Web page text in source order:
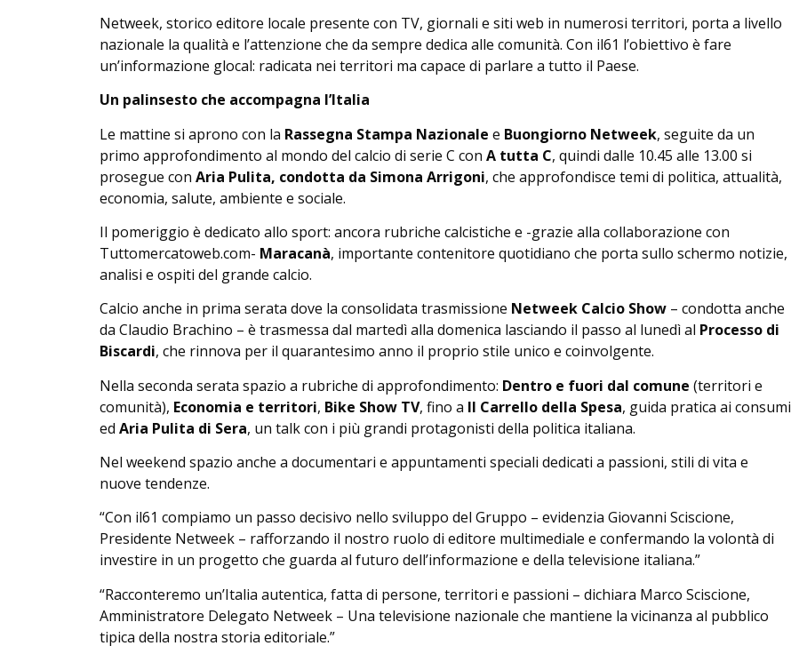
Netweek, storico editore locale presente con TV, giornali e siti web in numerosi territori, porta a livello
nazionale la qualità e l’attenzione che da sempre dedica alle comunità. Con il61 l’obiettivo è fare
un’informazione glocal: radicata nei territori ma capace di parlare a tutto il Paese.
Un palinsesto che accompagna l’Italia
Le mattine si aprono con la Rassegna Stampa Nazionale e Buongiorno Netweek, seguite da un
primo approfondimento al mondo del calcio di serie C con A tutta C, quindi dalle 10.45 alle 13.00 si
prosegue con Aria Pulita, condotta da Simona Arrigoni, che approfondisce temi di politica, attualità,
economia, salute, ambiente e sociale.
Il pomeriggio è dedicato allo sport: ancora rubriche calcistiche e -grazie alla collaborazione con
Tuttomercatoweb.com- Maracanà, importante contenitore quotidiano che porta sullo schermo notizie,
analisi e ospiti del grande calcio.
Calcio anche in prima serata dove la consolidata trasmissione Netweek Calcio Show – condotta anche
da Claudio Brachino – è trasmessa dal martedì alla domenica lasciando il passo al lunedì al Processo di
Biscardi, che rinnova per il quarantesimo anno il proprio stile unico e coinvolgente.
Nella seconda serata spazio a rubriche di approfondimento: Dentro e fuori dal comune (territori e
comunità), Economia e territori, Bike Show TV, fino a Il Carrello della Spesa, guida pratica ai consumi
ed Aria Pulita di Sera, un talk con i più grandi protagonisti della politica italiana.
Nel weekend spazio anche a documentari e appuntamenti speciali dedicati a passioni, stili di vita e
nuove tendenze.
“Con il61 compiamo un passo decisivo nello sviluppo del Gruppo – evidenzia Giovanni Sciscione,
Presidente Netweek – rafforzando il nostro ruolo di editore multimediale e confermando la volontà di
investire in un progetto che guarda al futuro dell’informazione e della televisione italiana.”
“Racconteremo un’Italia autentica, fatta di persone, territori e passioni – dichiara Marco Sciscione,
Amministratore Delegato Netweek – Una televisione nazionale che mantiene la vicinanza al pubblico
tipica della nostra storia editoriale.”